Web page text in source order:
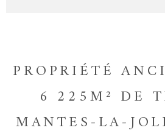
PROPRIÉTÉ
6 225M² DE
MANTES-LA-